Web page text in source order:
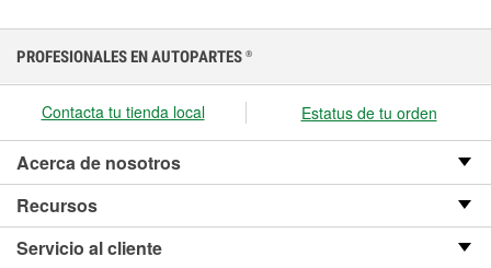
PROFESIONALES EN AUTOPARTES ®
Contacta tu tienda local Estatus de tu orden
Acerca de nosotros
Recursos
Servicio al cliente